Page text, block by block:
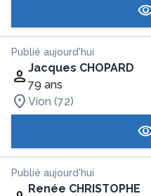
Publié aujourd'hui
Jacques CHOPARD
79 ans
Vion (72)
Publié aujourd'hui
Renée CHRISTOPHE